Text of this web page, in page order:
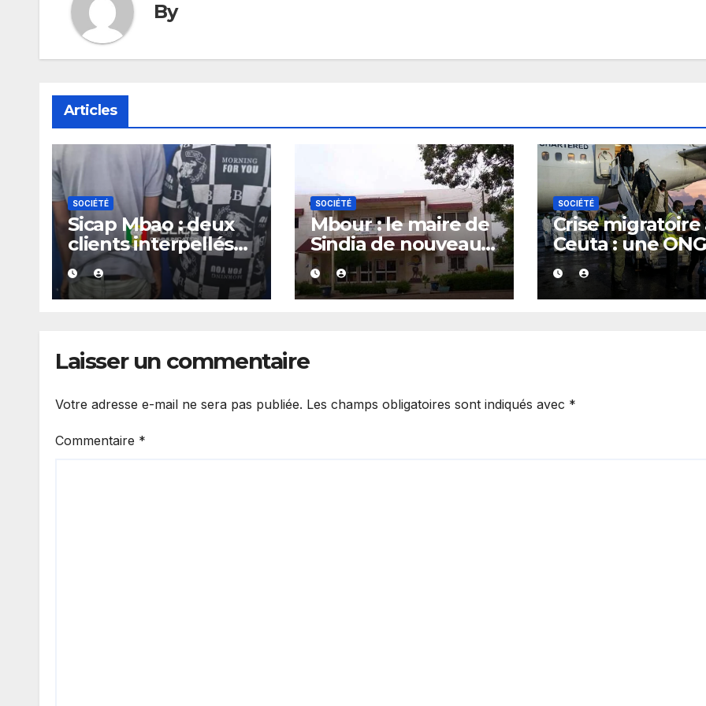
By
Articles
SOCIÉTÉ
Sicap Mbao : deux
clients interpellés
avec du kush lors
d’un contrôle de
police dans un bar
SOCIÉTÉ
Mbour : le maire de
Sindia de nouveau
arrêté
SOCIÉTÉ
Crise migratoire
Ceuta : une ONG
marocaine met
cause les
responsabilités
Laisser un commentaire
Votre adresse e-mail ne sera pas publiée. Les champs obligatoires sont indiqués avec *
Commentaire *